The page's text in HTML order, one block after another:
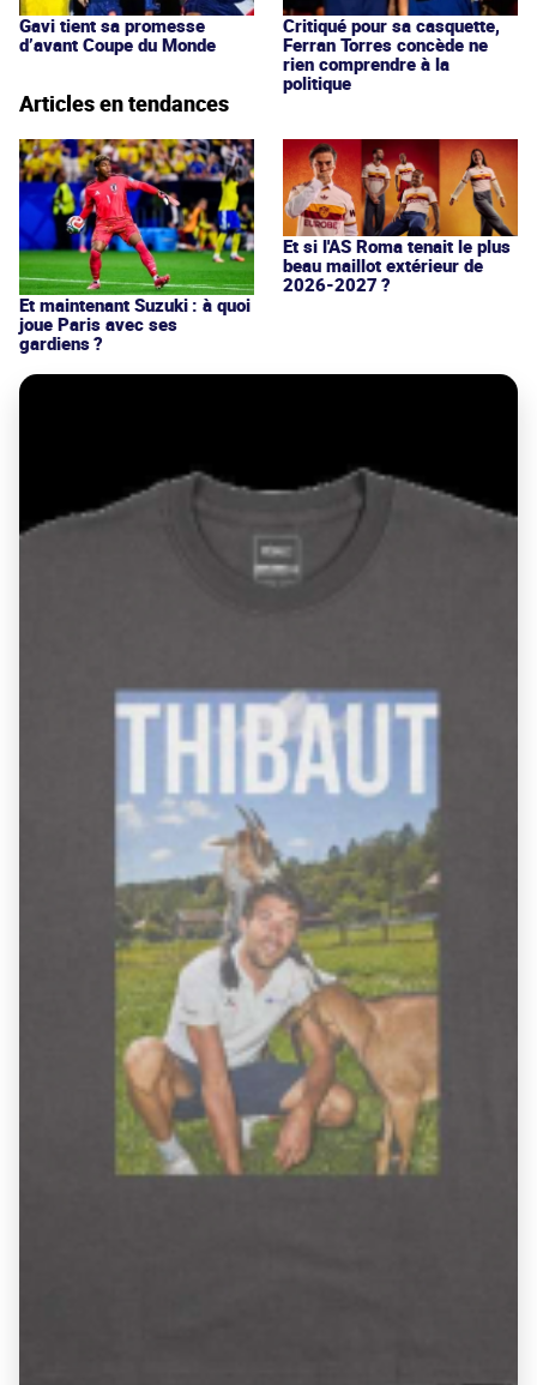
Gavi tient sa promesse
d’avant Coupe du Monde
Critiqué pour sa casquette,
Ferran Torres concède ne
rien comprendre à la
politique
Articles en tendances
Et maintenant Suzuki : à quoi
joue Paris avec ses
gardiens ?
Et si l'AS Roma tenait le plus
beau maillot extérieur de
2026-2027 ?